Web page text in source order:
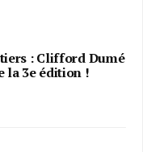
: Clifford Dumé
la 3e édition !